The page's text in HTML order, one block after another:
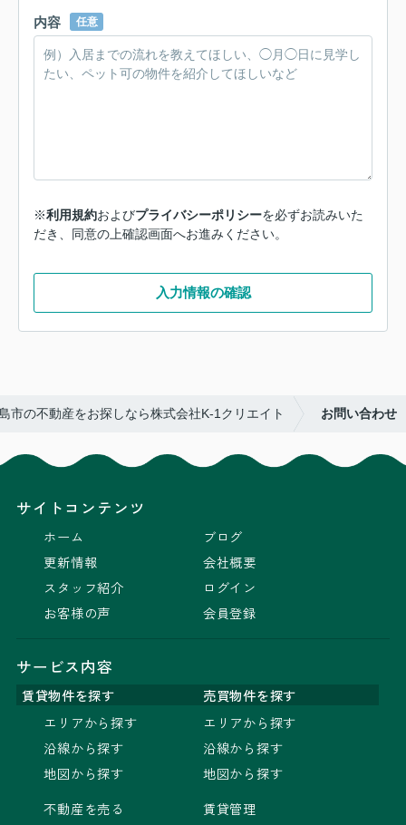
内容 任意
※利用規約およびプライバシーポリシーを必ずお読みいた
だき、同意の上確認画面へお進みください。
入力情報の確認
市の不動産をお探しなら株式会社K-1クリエイト お問い合わせ
サイトコンテンツ
ホーム
更新情報
スタッフ紹介
お客様の声
ブログ
会社概要
ログイン
会員登録
サービス内容
賃貸物件を探す
売買物件を探す
エリアから探す
沿線から探す
地図から探す
不動産を売る
エリアから探す
沿線から探す
地図から探す
賃貸管理